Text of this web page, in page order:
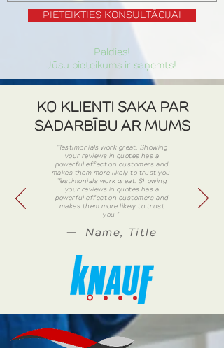
PIETEIKTIES KONSULTĀCIJAI
Paldies!
Jūsu pieteikums ir saņemts!
KO KLIENTI SAKA PAR
SADARBĪBU AR MUMS
“Testimonials work great. Showing
your reviews in quotes has a
powerful effect on customers and
makes them more likely to trust you.
Testimonials work great. Showing
your reviews in quotes has a
powerful effect on customers and
makes them more likely to trust
you.”
— Name, Title